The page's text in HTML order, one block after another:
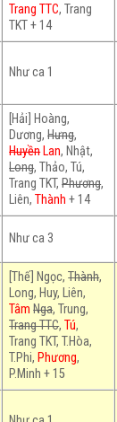
Trang TTC, Trang
TKT + 14
Như ca 1
[Hải] Hoàng,
Dương,Hưng,
HuyềnLan, Nhật,
Long, Thảo, Tú,
Trang TKT,Phương,
Liên,Thành + 14
Như ca 3
[Thế] Ngọc,Thành,
Long, Huy, Liên,
Tâm Nga, Trung,
Trang TTC,Tú,
Trang TKT, T.Hòa,
T.Phi, Phương,
P.Minh + 15